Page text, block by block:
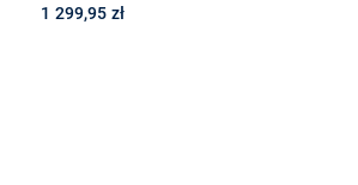
1 299,95 zł